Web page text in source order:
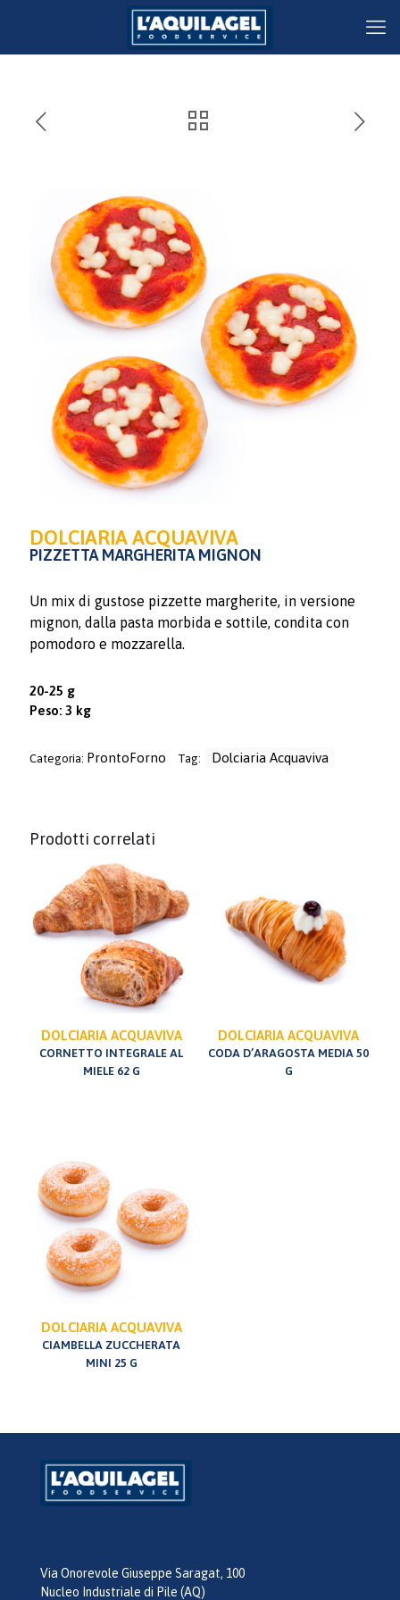
DOLCIARIA ACQUAVIVA
PIZZETTA MARGHERITA MIGNON
Un mix di gustose pizzette margherite, in versione
mignon, dalla pasta morbida e sottile, condita con
pomodoro e mozzarella.
20-25 g
Peso: 3 kg
Categoria: ProntoForno Tag: Dolciaria Acquaviva
Prodotti correlati
DOLCIARIA ACQUAVIVA
CORNETTO INTEGRALE AL
MIELE 62 G
DOLCIARIA ACQUAVIVA
CODA D’ARAGOSTA MEDIA 50
G
DOLCIARIA ACQUAVIVA
CIAMBELLA ZUCCHERATA
MINI 25 G
Via Onorevole Giuseppe Saragat, 100
Nucleo Industriale di Pile (AQ)